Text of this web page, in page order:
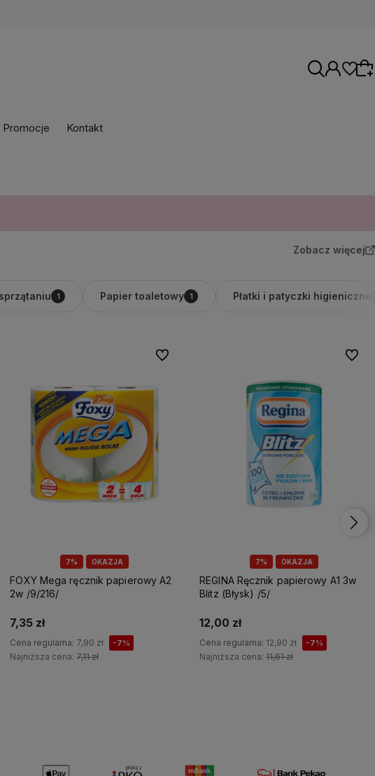
Promocje Kontakt
Zobacz więcej
1 Papier toaletowy 1 Płatki i patyczki higieniczne
7% OKAZJA
FOXY Mega ręcznik papierowy A2
2w /9/216/
7,35 zł
Cena regularna: 7,90 zł -7%
Najniższa cena:7,11 zł
Do ulubionych
7% OKAZJA
REGINA Ręcznik papierowy A1 3w
Blitz (Błysk) /5/
12,00 zł
Cena regularna: 12,90 zł -7%
Najniższa cena:11,61 zł
Do